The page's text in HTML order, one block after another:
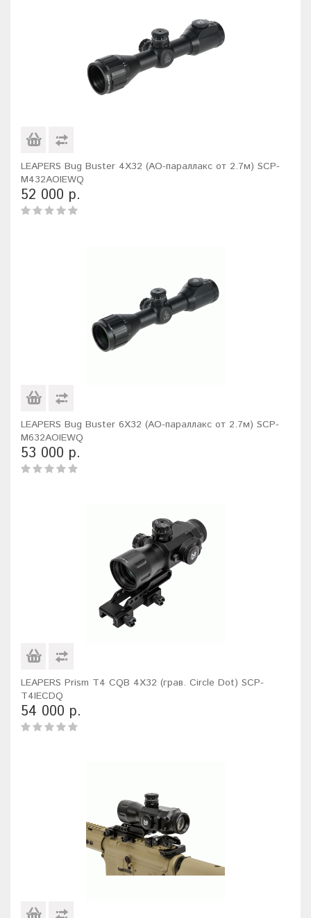
LEAPERS Bug Buster 4X32 (AO-параллакс от 2.7м) SCP-
M432AOIEWQ
52 000 р.
LEAPERS Bug Buster 6X32 (AO-параллакс от 2.7м) SCP-
M632AOIEWQ
53 000 р.
LEAPERS Prism T4 CQB 4X32 (грав. Circle Dot) SCP-
T4IECDQ
54 000 р.